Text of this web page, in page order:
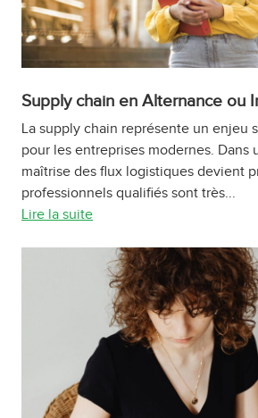
Supply chain en Alternance ou
La supply chain représente un enjeu
pour les entreprises modernes. Dans
maîtrise des flux logistiques devient
professionnels qualifiés sont très...
Lire la suite